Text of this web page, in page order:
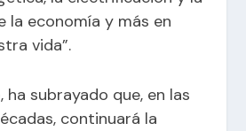
la economía y más en
vida”.
ha subrayado que, en las
continuará la